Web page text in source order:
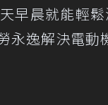
早晨就能輕
永逸解決電